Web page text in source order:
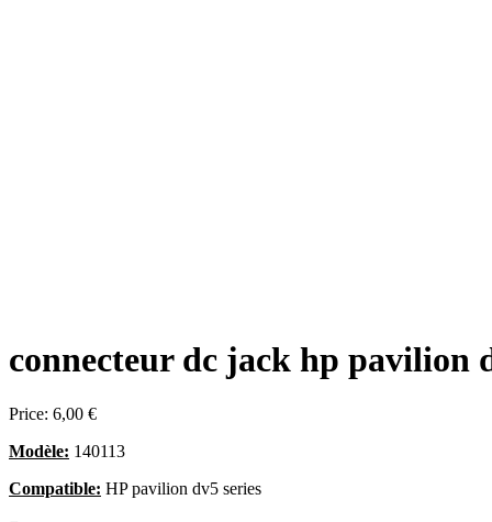
connecteur dc jack hp pavilion
Price: 6,00 €
Modèle: 140113
Compatible: HP pavilion dv5 series